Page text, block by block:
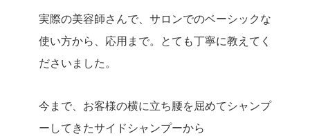
実際の美容師さんで、サロンでのベーシックな
使い方から、応用まで。とても丁寧に教えてく
ださいました。
今まで、お客様の横に立ち腰を屈めてシャンプ
ーしてきたサイドシャンプーから